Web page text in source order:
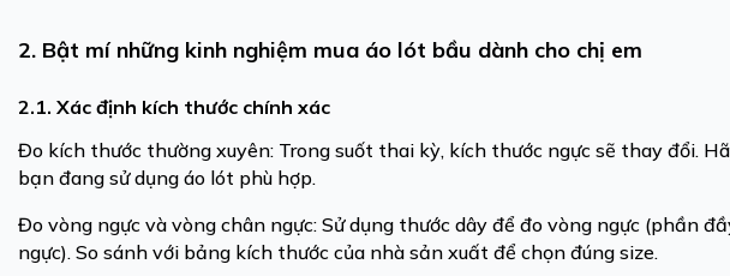
2. Bật mí những kinh nghiệm mua áo lót bầu dành cho chị em
2.1. Xác định kích thước chính xác
Đo kích thước thường xuyên: Trong suốt thai kỳ, kích thước ngực sẽ thay đổi.
bạn đang sử dụng áo lót phù hợp.
Đo vòng ngực và vòng chân ngực: Sử dụng thước dây để đo vòng ngực (phần
ngực). So sánh với bảng kích thước của nhà sản xuất để chọn đúng size.